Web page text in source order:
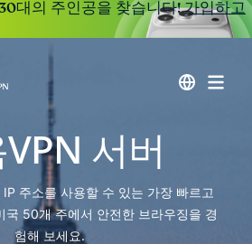
대의 주인공을 찾습니다!가입하고
서버
주소를 사용할 수 있는 가장 빠르고
국 50개 주에서 안전한 브라우징을 경
험해 보세요.